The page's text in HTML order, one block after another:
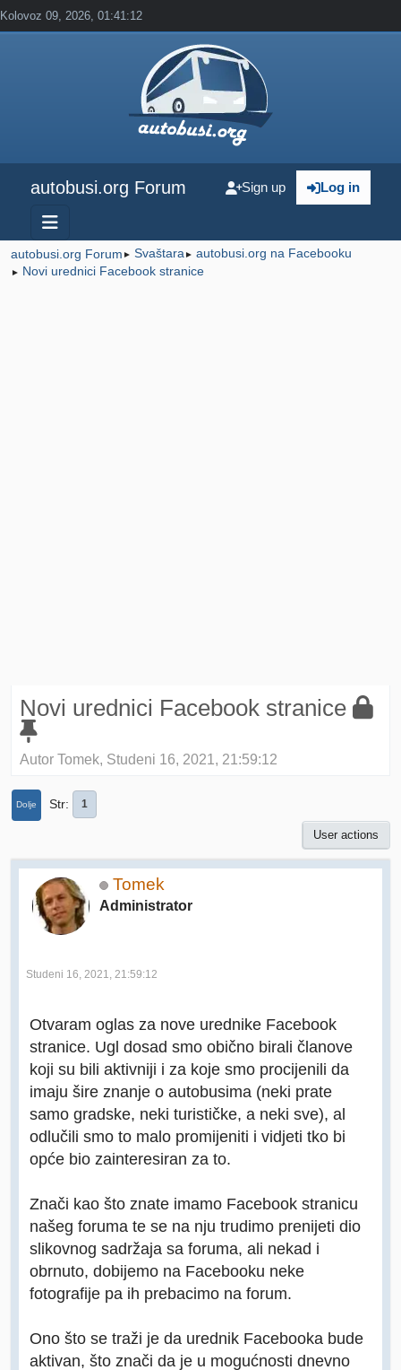
Kolovoz 09, 2026, 01:41:12
autobusi.org Forum Log in
Sign up
autobusi.org Forum ► Svaštara ► autobusi.org na Facebooku
► Novi urednici Facebook stranice
Novi urednici Facebook stranice
Autor Tomek, Studeni 16, 2021, 21:59:12
Dolje Str 1
User actions
Tomek
Administrator
Studeni 16, 2021, 21:59:12
Otvaram oglas za nove urednike Facebook
stranice. Ugl dosad smo obično birali članove
koji su bili aktivniji i za koje smo procijenili da
imaju šire znanje o autobusima (neki prate
samo gradske, neki turističke, a neki sve), al
odlučili smo to malo promijeniti i vidjeti tko bi
opće bio zainteresiran za to.
Znači kao što znate imamo Facebook stranicu
našeg foruma te se na nju trudimo prenijeti dio
slikovnog sadržaja sa foruma, ali nekad i
obrnuto, dobijemo na Facebooku neke
fotografije pa ih prebacimo na forum.
Ono što se traži je da urednik Facebooka bude
aktivan, što znači da je u mogućnosti dnevno